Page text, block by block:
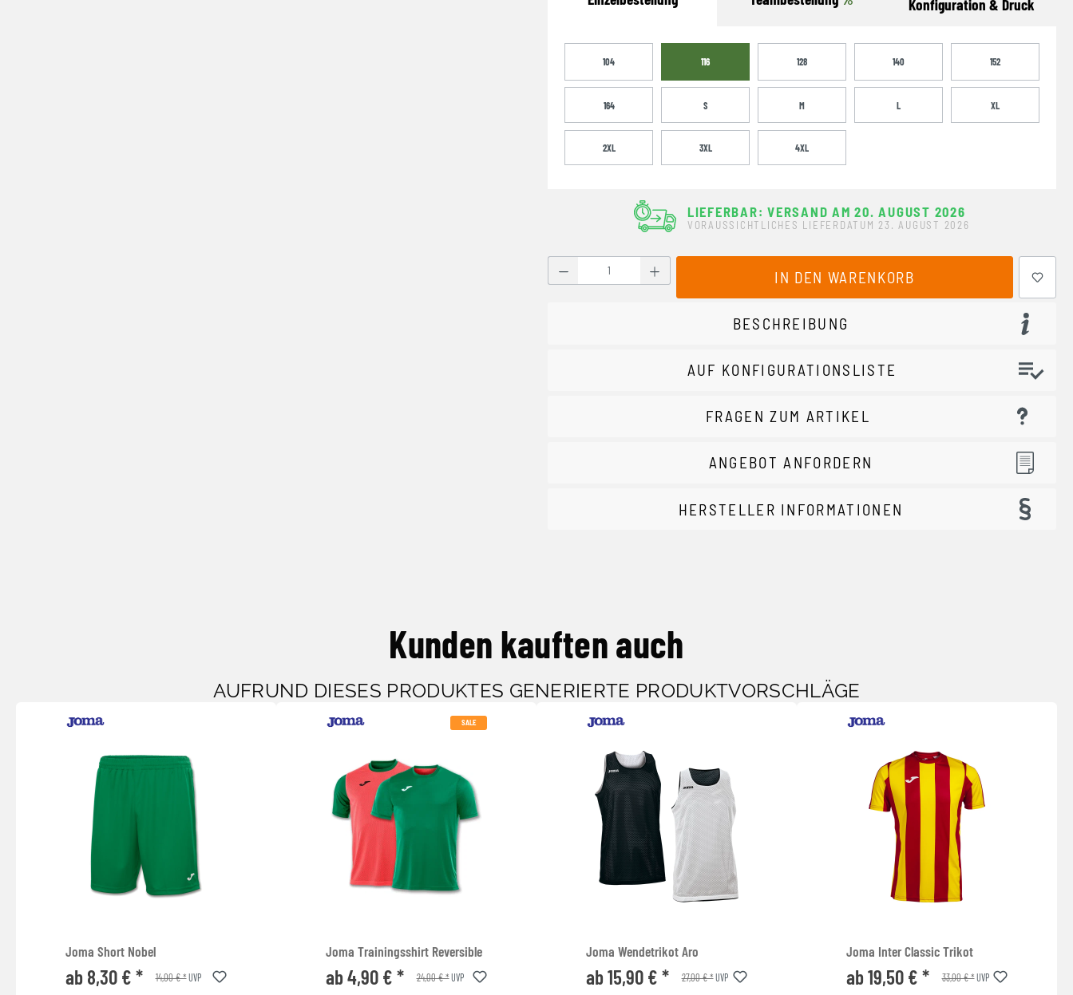
Konfiguration & Druck
104 116 128 140 152
164 S M L XL
2XL 3XL 4XL
LIEFERBAR: VERSAND AM 20. AUGUST 2026
VORAUSSICHTLICHES LIEFERDATUM 23. AUGUST 2026
Produkt Anzahl: Gib den gewünschten Wert ein oder benutze die Schaltflächen
IN DEN WARENKORB
BESCHREIBUNG
AUF KONFIGURATIONSLISTE
FRAGEN ZUM ARTIKEL
ANGEBOT ANFORDERN
HERSTELLER INFORMATIONEN
Kunden kauften auch
AUFRUND DIESES PRODUKTES GENERIERTE PRODUKTVORSCHLÄGE
Joma Short Nobel
ab 8,30 € * 14,00 € *UVP
SALE
Joma Trainingsshirt Reversible
ab 4,90 € * 24,00 € *UVP
Joma Wendetrikot Aro
ab 15,90 € * 27,00 € *UVP
Joma Inter Classic Trikot
ab 19,50 € * 33,00 € *UVP